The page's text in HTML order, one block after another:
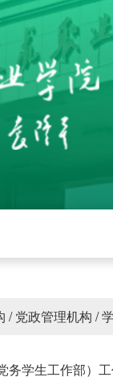
/党政管理机构 /
务学生工作部）